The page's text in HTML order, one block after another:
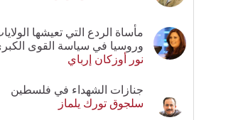
مأساة الردع التي تعيشها
وروسيا في سياسة القوى
نور أوزكان إرباي
جنازات الشهداء في فلسطين
سلجوق تورك يلماز